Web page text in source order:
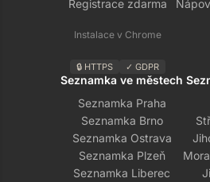
Registrace zdarma
Instalace v Chrome
🔒 HTTPS ✓ GDPR
Seznamka ve městech
Seznamka Praha
Seznamka Brno
Seznamka Ostrava
Seznamka Plzeň
Seznamka Liberec